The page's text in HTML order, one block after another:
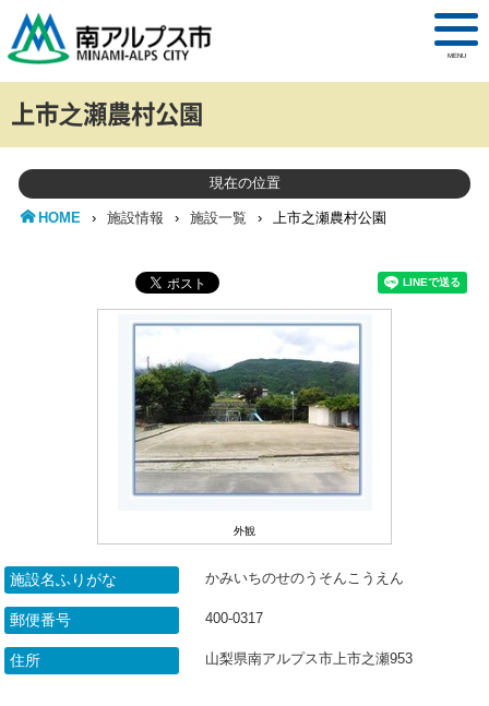
MENU
上市之瀬農村公園
現在の位置
HOME › 施設情報 › 施設一覧 › 上市之瀬農村公園
外観
施設名ふりがな かみいちのせのうそんこうえん
郵便番号 400-0317
住所 山梨県南アルプス市上市之瀬953